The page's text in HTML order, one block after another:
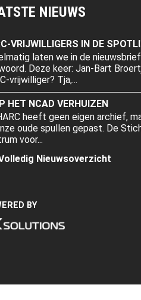
NIEUWS
VRIJWILLIGERS IN DE
laten we in de
Deze keer: Jan-Bart
vrijwilliger? Tja,...
HET NCAD VERHUIZEN
heeft geen eigen archief,
oude spullen gepast. De
voor...
Nieuwsoverzicht
BY